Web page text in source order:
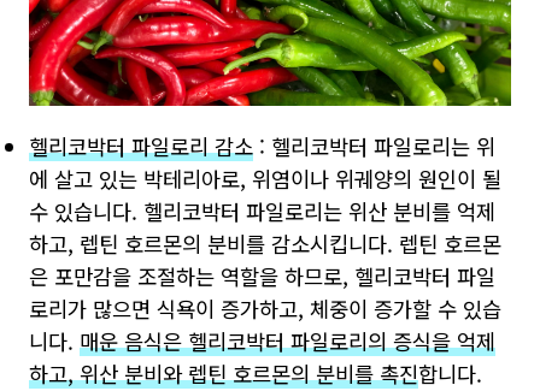
헬리코박터 파일로리 감소 : 헬리코박터 파일로리는 위
에 살고 있는 박테리아로, 위염이나 위궤양의 원인이 될
수 있습니다. 헬리코박터 파일로리는 위산 분비를 억제
하고, 렙틴 호르몬의 분비를 감소시킵니다. 렙틴 호르몬
은 포만감을 조절하는 역할을 하므로, 헬리코박터 파일
로리가 많으면 식욕이 증가하고, 체중이 증가할 수 있습
니다. 매운 음식은 헬리코박터 파일로리의 증식을 억제
하고, 위산 분비와 렙틴 호르몬의 분비를 촉진합니다.